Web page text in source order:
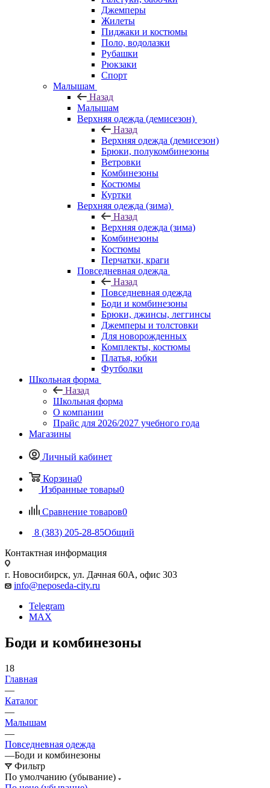
Джемперы
Жилеты
Пиджаки и костюмы
Поло, водолазки
Рубашки
Рюкзаки
Спорт
Малышам
Назад
Малышам
Верхняя одежда (демисезон)
Назад
Верхняя одежда (демисезон)
Брюки, полукомбинезоны
Ветровки
Комбинезоны
Костюмы
Куртки
Верхняя одежда (зима)
Назад
Верхняя одежда (зима)
Комбинезоны
Костюмы
Перчатки, краги
Повседневная одежда
Назад
Повседневная одежда
Боди и комбинезоны
Брюки, джинсы, леггинсы
Джемперы и толстовки
Для новорожденных
Комплекты, костюмы
Платья, юбки
Футболки
Школьная форма
Назад
Школьная форма
О компании
Прайс для 2026/2027 учебного года
Магазины
Личный кабинет
Корзина0
Избранные товары0
Сравнение товаров0
8 (383) 205-28-85Общий
Контактная информация
г. Новосибирск, ул. Дачная 60А, офис 303
info@neposeda-city.ru
Telegram
MAX
Боди и комбинезоны
18
Главная
—
Каталог
—
Малышам
—
Повседневная одежда
—Боди и комбинезоны
Фильтр
По умолчанию (убывание)